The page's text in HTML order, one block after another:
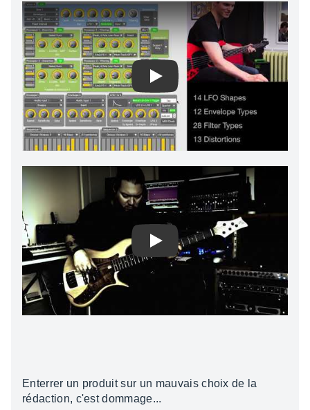
Play
Play
Enterrer un produit sur un mauvais choix de la
rédaction, c'est dommage...